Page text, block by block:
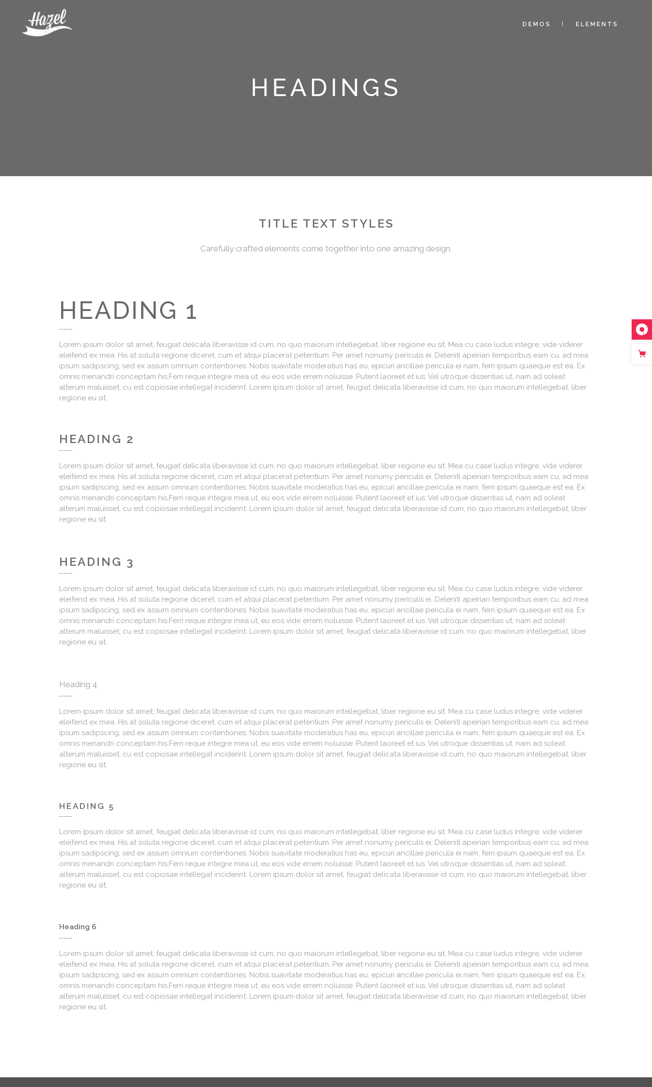
DEMOS ELEMENTS
HEADINGS
TITLE TEXT STYLES
Carefully crafted elements come together into one amazing design.
HEADING 1
Lorem ipsum dolor sit amet, feugiat delicata liberavisse id cum, no quo maiorum intellegebat, liber regione eu sit. Mea cu case ludus integre, vide viderer
eleifend ex mea. His at soluta regione diceret, cum et atqui placerat petentium. Per amet nonumy periculis ei. Deleniti apeirian temporibus eam cu, ad mea
ipsum sadipscing, sed ex assum omnium contentiones. Nobis suavitate moderatius has eu, epicuri ancillae pericula ei nam, ferri ipsum quaeque est ea. Ex
omnis menandri conceptam his.Ferri reque integre mea ut, eu eos vide errem noluisse. Putent laoreet et ius. Vel utroque dissentias ut, nam ad soleat
alterum maluisset, cu est copiosae intellegat inciderint. Lorem ipsum dolor sit amet, feugiat delicata liberavisse id cum, no quo maiorum intellegebat, liber
regione eu sit.
HEADING 2
Lorem ipsum dolor sit amet, feugiat delicata liberavisse id cum, no quo maiorum intellegebat, liber regione eu sit. Mea cu case ludus integre, vide viderer
eleifend ex mea. His at soluta regione diceret, cum et atqui placerat petentium. Per amet nonumy periculis ei. Deleniti apeirian temporibus eam cu, ad mea
ipsum sadipscing, sed ex assum omnium contentiones. Nobis suavitate moderatius has eu, epicuri ancillae pericula ei nam, ferri ipsum quaeque est ea. Ex
omnis menandri conceptam his.Ferri reque integre mea ut, eu eos vide errem noluisse. Putent laoreet et ius. Vel utroque dissentias ut, nam ad soleat
alterum maluisset, cu est copiosae intellegat inciderint. Lorem ipsum dolor sit amet, feugiat delicata liberavisse id cum, no quo maiorum intellegebat, liber
regione eu sit.
HEADING 3
Lorem ipsum dolor sit amet, feugiat delicata liberavisse id cum, no quo maiorum intellegebat, liber regione eu sit. Mea cu case ludus integre, vide viderer
eleifend ex mea. His at soluta regione diceret, cum et atqui placerat petentium. Per amet nonumy periculis ei. Deleniti apeirian temporibus eam cu, ad mea
ipsum sadipscing, sed ex assum omnium contentiones. Nobis suavitate moderatius has eu, epicuri ancillae pericula ei nam, ferri ipsum quaeque est ea. Ex
omnis menandri conceptam his.Ferri reque integre mea ut, eu eos vide errem noluisse. Putent laoreet et ius. Vel utroque dissentias ut, nam ad soleat
alterum maluisset, cu est copiosae intellegat inciderint. Lorem ipsum dolor sit amet, feugiat delicata liberavisse id cum, no quo maiorum intellegebat, liber
regione eu sit.
Heading 4
Lorem ipsum dolor sit amet, feugiat delicata liberavisse id cum, no quo maiorum intellegebat, liber regione eu sit. Mea cu case ludus integre, vide viderer
eleifend ex mea. His at soluta regione diceret, cum et atqui placerat petentium. Per amet nonumy periculis ei. Deleniti apeirian temporibus eam cu, ad mea
ipsum sadipscing, sed ex assum omnium contentiones. Nobis suavitate moderatius has eu, epicuri ancillae pericula ei nam, ferri ipsum quaeque est ea. Ex
omnis menandri conceptam his.Ferri reque integre mea ut, eu eos vide errem noluisse. Putent laoreet et ius. Vel utroque dissentias ut, nam ad soleat
alterum maluisset, cu est copiosae intellegat inciderint. Lorem ipsum dolor sit amet, feugiat delicata liberavisse id cum, no quo maiorum intellegebat, liber
regione eu sit.
HEADING 5
Lorem ipsum dolor sit amet, feugiat delicata liberavisse id cum, no quo maiorum intellegebat, liber regione eu sit. Mea cu case ludus integre, vide viderer
eleifend ex mea. His at soluta regione diceret, cum et atqui placerat petentium. Per amet nonumy periculis ei. Deleniti apeirian temporibus eam cu, ad mea
ipsum sadipscing, sed ex assum omnium contentiones. Nobis suavitate moderatius has eu, epicuri ancillae pericula ei nam, ferri ipsum quaeque est ea. Ex
omnis menandri conceptam his.Ferri reque integre mea ut, eu eos vide errem noluisse. Putent laoreet et ius. Vel utroque dissentias ut, nam ad soleat
alterum maluisset, cu est copiosae intellegat inciderint. Lorem ipsum dolor sit amet, feugiat delicata liberavisse id cum, no quo maiorum intellegebat, liber
regione eu sit.
Heading 6
Lorem ipsum dolor sit amet, feugiat delicata liberavisse id cum, no quo maiorum intellegebat, liber regione eu sit. Mea cu case ludus integre, vide viderer
eleifend ex mea. His at soluta regione diceret, cum et atqui placerat petentium. Per amet nonumy periculis ei. Deleniti apeirian temporibus eam cu, ad mea
ipsum sadipscing, sed ex assum omnium contentiones. Nobis suavitate moderatius has eu, epicuri ancillae pericula ei nam, ferri ipsum quaeque est ea. Ex
omnis menandri conceptam his.Ferri reque integre mea ut, eu eos vide errem noluisse. Putent laoreet et ius. Vel utroque dissentias ut, nam ad soleat
alterum maluisset, cu est copiosae intellegat inciderint. Lorem ipsum dolor sit amet, feugiat delicata liberavisse id cum, no quo maiorum intellegebat, liber
regione eu sit.